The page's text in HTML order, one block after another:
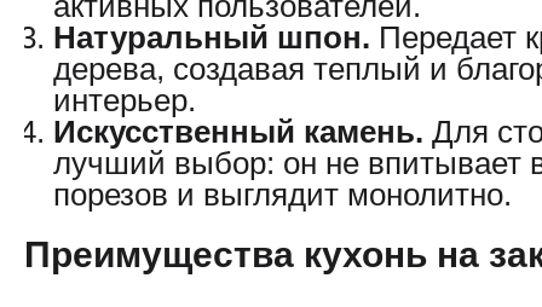
Натуральный шпон. Передает
дерева, создавая теплый и
интерьер.
Искусственный камень. Для
лучший выбор: он не впитывает
порезов и выглядит монолитно.
Преимущества кухонь на